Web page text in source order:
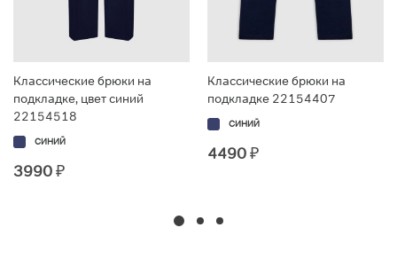
Классические брюки на
подкладке, цвет синий
22154518
СИНИЙ
3990₽
Классические брюки на
подкладке 22154407
СИНИЙ
4490₽